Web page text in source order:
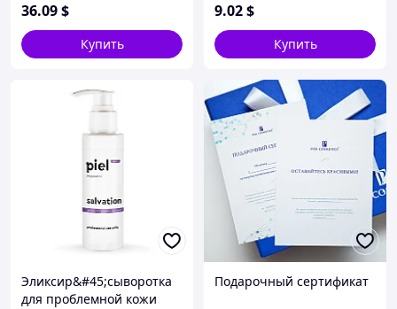
36.09$
Купить
9.02$
Купить
Эликсир&#45;сыворотка
для проблемной кожи
Подарочный сертификат